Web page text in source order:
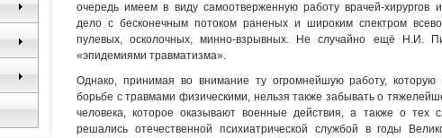
очередь имеем в виду самоотверженную работу врачей-хирургов
дело с бесконечным потоком раненых и широким спектром
пулевых, осколочных, минно-взрывных.
Не случайно ещё Н.И.
«эпидемиями травматизма».
Однако, принимая во внимание ту огромнейшую работу,
борьбе с травмами физическими, нельзя также забывать о
человека, которое оказывают военные действия, а также о тех
решались отечественной психиатрической службой в годы